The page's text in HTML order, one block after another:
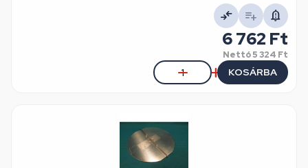
6 762 Ft
Nettó5 324 Ft
KOSÁRBA